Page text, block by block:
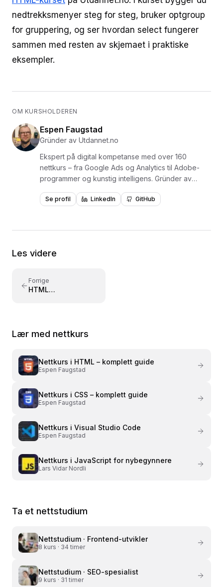
nedtrekksmenyer steg for steg, bruker optgroup
for gruppering, og ser hvordan select fungerer
sammen med resten av skjemaet i praktiske
eksempler.
OM KURSHOLDEREN
Espen Faugstad
Gründer av Utdannet.no
Ekspert på digital kompetanse med over 160
nettkurs – fra Google Ads og Analytics til Adobe-
programmer og kunstig intelligens. Gründer av
formidlere av digital læring, med over 1,5 millioner
Media og Adresseavisen. Forfatter av læreboken
2015. Kursene er bygget på praktisk læring med
og viderekomne.
Se profil LinkedIn GitHub
Les videre
Forrige
HTML
Lær med nettkurs
Nettkurs i HTML – komplett guide
Espen Faugstad
Nettkurs i CSS – komplett guide
Espen Faugstad
Nettkurs i Visual Studio Code
Espen Faugstad
Nettkurs i JavaScript for nybegynnere
Lars Vidar Nordli
Ta et nettstudium
Nettstudium · Frontend-utvikler
8 kurs · 34 timer
Nettstudium · SEO-spesialist
9 kurs · 31 timer